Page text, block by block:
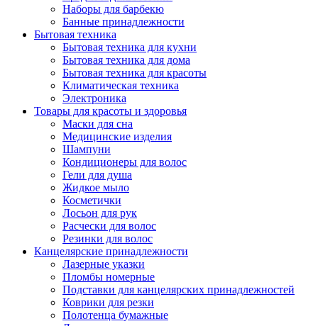
Наборы для барбекю
Банные принадлежности
Бытовая техника
Бытовая техника для кухни
Бытовая техника для дома
Бытовая техника для красоты
Климатическая техника
Электроника
Товары для красоты и здоровья
Маски для сна
Медицинские изделия
Шампуни
Кондиционеры для волос
Гели для душа
Жидкое мыло
Косметички
Лосьон для рук
Расчески для волос
Резинки для волос
Канцелярские принадлежности
Лазерные указки
Пломбы номерные
Подставки для канцелярских принадлежностей
Коврики для резки
Полотенца бумажные